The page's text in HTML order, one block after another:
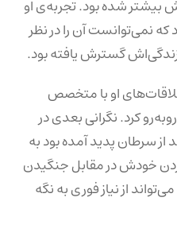
بیشتر شده بود. تجربه‌ی او
که نمی‌توانست آن را در نظر
گسترش یافته بود.
او با متخصص
کرد. نگرانی بعدی در
سرطان پدید آمده بود به
خودش در مقابل جنگیدن
از نیاز فوری به نگه